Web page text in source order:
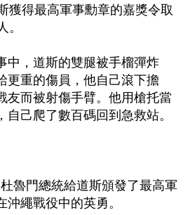
獲得最高軍事勳章的嘉獎令取
。
中，道斯的雙腿被手榴彈炸
更重的傷員，他自己滾下擔
友而被射傷手臂。他用槍托當
自己爬了數百碼回到急救站。
魯門總統給道斯頒發了最高軍
繩戰役中的英勇。